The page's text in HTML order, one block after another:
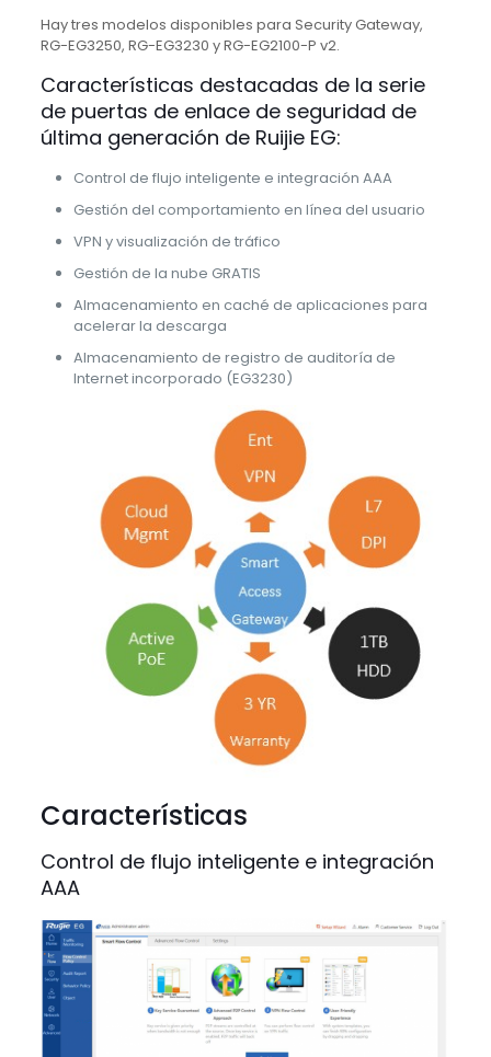
Hay tres modelos disponibles para Security Gateway,
RG-EG3250, RG-EG3230 y RG-EG2100-P v2.
Características destacadas de la serie
de puertas de enlace de seguridad de
última generación de Ruijie EG:
Control de flujo inteligente e integración AAA
Gestión del comportamiento en línea del usuario
VPN y visualización de tráfico
Gestión de la nube GRATIS
Almacenamiento en caché de aplicaciones para
acelerar la descarga
Almacenamiento de registro de auditoría de
Internet incorporado (EG3230)
Características
Control de flujo inteligente e integración
AAA